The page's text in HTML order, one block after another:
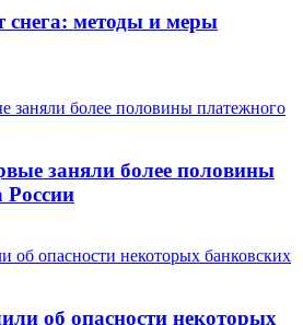
снега: методы и меры
заняли более половины
России
об опасности некоторых